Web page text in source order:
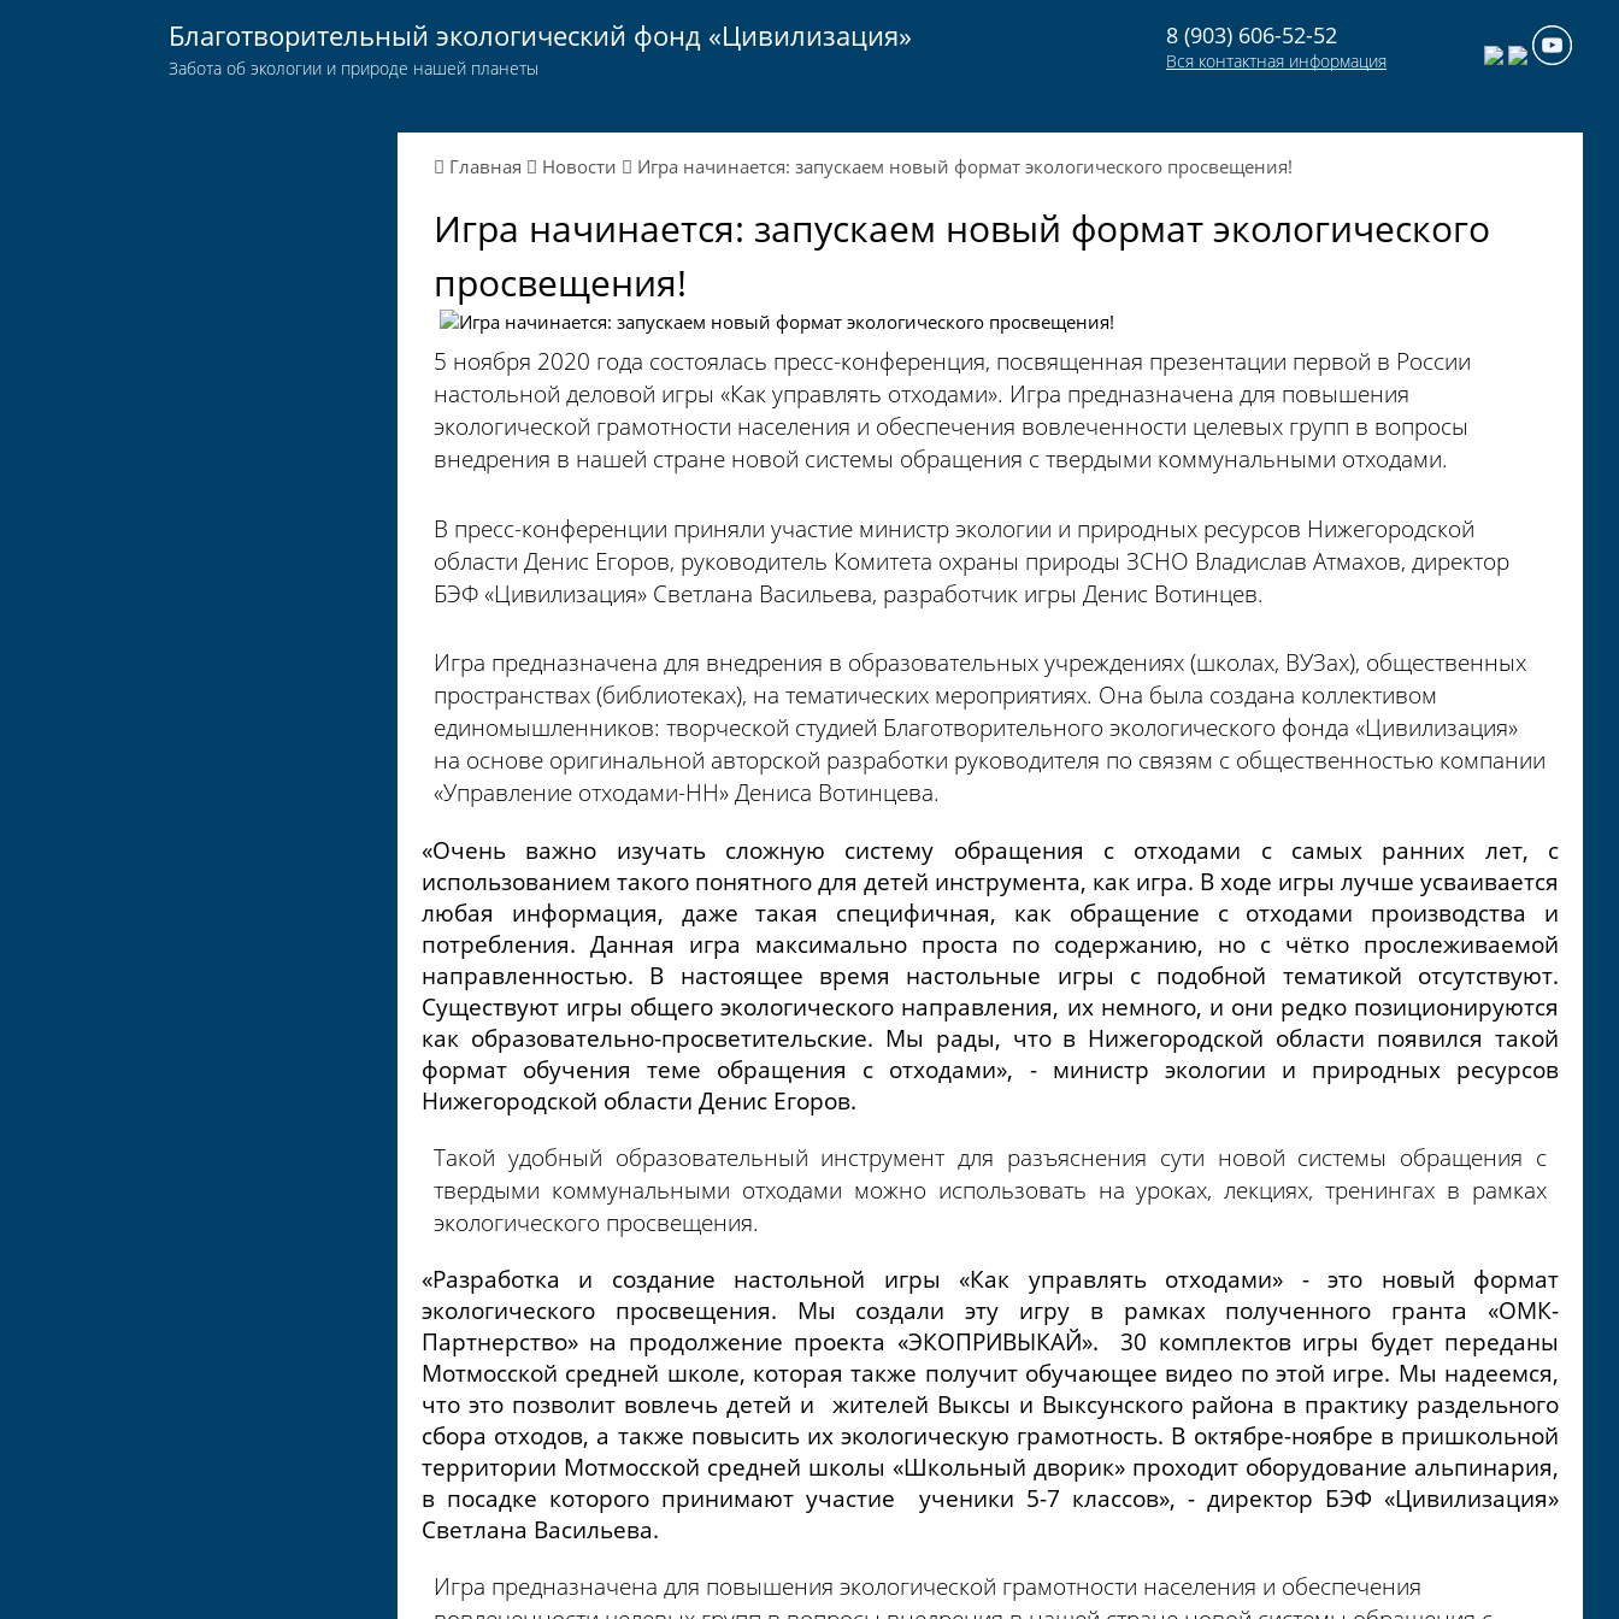
Благотворительный экологический фонд «Цивилизация»
Забота об экологии и природе нашей планеты
8 (903) 606-52-52
Вся контактная информация
Главная Новости Игра начинается: запускаем новый формат экологического просвещения!
Игра начинается: запускаем новый формат экологического
просвещения!
5 ноября 2020 года состоялась пресс-конференция, посвященная презентации первой в России
настольной деловой игры «Как управлять отходами». Игра предназначена для повышения
экологической грамотности населения и обеспечения вовлеченности целевых групп в вопросы
внедрения в нашей стране новой системы обращения с твердыми коммунальными отходами.
В пресс-конференции приняли участие министр экологии и природных ресурсов Нижегородской
области Денис Егоров, руководитель Комитета охраны природы ЗСНО Владислав Атмахов, директор
БЭФ «Цивилизация» Светлана Васильева, разработчик игры Денис Вотинцев.
Игра предназначена для внедрения в образовательных учреждениях (школах, ВУЗах), общественных
пространствах (библиотеках), на тематических мероприятиях. Она была создана коллективом
единомышленников: творческой студией Благотворительного экологического фонда «Цивилизация»
на основе оригинальной авторской разработки руководителя по связям с общественностью компании
«Управление отходами-НН» Дениса Вотинцева.
«Очень важно изучать сложную систему обращения с отходами с самых ранних лет, с
использованием такого понятного для детей инструмента, как игра. В ходе игры лучше усваивается
любая информация, даже такая специфичная, как обращение с отходами производства и
потребления. Данная игра максимально проста по содержанию, но с чётко прослеживаемой
направленностью. В настоящее время настольные игры с подобной тематикой отсутствуют.
Существуют игры общего экологического направления, их немного, и они редко позиционируются
как образовательно-просветительские. Мы рады, что в Нижегородской области появился такой
формат обучения теме обращения с отходами», - министр экологии и природных ресурсов
Нижегородской области Денис Егоров.
Такой удобный образовательный инструмент для разъяснения сути новой системы обращения с
твердыми коммунальными отходами можно использовать на уроках, лекциях, тренингах в рамках
экологического просвещения.
«Разработка и создание настольной игры «Как управлять отходами» - это новый формат
экологического просвещения. Мы создали эту игру в рамках полученного гранта «ОМК-
Партнерство» на продолжение проекта «ЭКОПРИВЫКАЙ». 30 комплектов игры будет переданы
Мотмосской средней школе, которая также получит обучающее видео по этой игре. Мы надеемся,
что это позволит вовлечь детей и жителей Выксы и Выксунского района в практику раздельного
сбора отходов, а также повысить их экологическую грамотность. В октябре-ноябре в пришкольной
территории Мотмосской средней школы «Школьный дворик» проходит оборудование альпинария,
в посадке которого принимают участие ученики 5-7 классов», - директор БЭФ «Цивилизация»
Светлана Васильева.
Игра предназначена для повышения экологической грамотности населения и обеспечения